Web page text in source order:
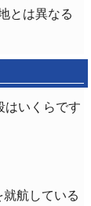
とは異なる
はいくらです
航している